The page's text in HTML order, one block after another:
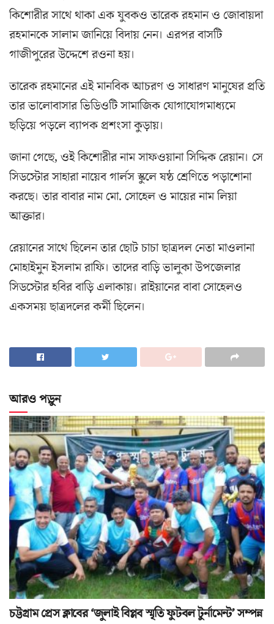
কিশোরীর সাথে থাকা এক যুবকও তারেক রহমান ও জোবায়দা
রহমানকে সালাম জানিয়ে বিদায় নেন। এরপর বাসটি
গাজীপুরের উদ্দেশে রওনা হয়।
তারেক রহমানের এই মানবিক আচরণ ও সাধারণ মানুষের প্রতি
তার ভালোবাসার ভিডিওটি সামাজিক যোগাযোগমাধ্যমে
ছড়িয়ে পড়লে ব্যাপক প্রশংসা কুড়ায়।
জানা গেছে, ওই কিশোরীর নাম সাফওয়ানা সিদ্দিক রেয়ান। সে
সিডস্টোর সাহারা নায়েব গার্লস স্কুলে ষষ্ঠ শ্রেণিতে পড়াশোনা
করছে। তার বাবার নাম মো. সোহেল ও মায়ের নাম লিয়া
আক্তার।
রেয়ানের সাথে ছিলেন তার ছোট চাচা ছাত্রদল নেতা মাওলানা
মোহাইমুন ইসলাম রাফি। তাদের বাড়ি ভালুকা উপজেলার
সিডস্টোর হবির বাড়ি এলাকায়। রাইয়ানের বাবা সোহেলও
একসময় ছাত্রদলের কর্মী ছিলেন।
আরও পড়ুন
চট্টগ্রাম প্রেস ক্লাবের ‘জুলাই বিপ্লব স্মৃতি ফুটবল টুর্নামেন্ট’ সম্পন্ন